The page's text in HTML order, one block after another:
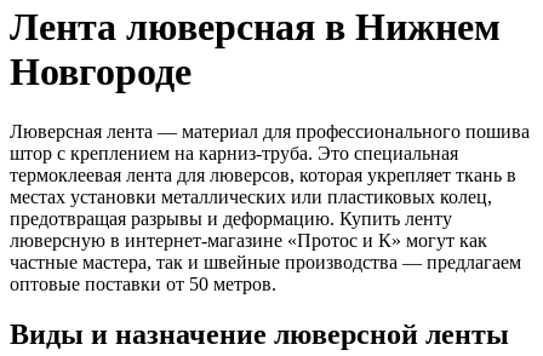
Лента люверсная в Нижнем
Новгороде
Люверсная лента — материал для профессионального пошива
штор с креплением на карниз-труба. Это специальная
термоклеевая лента для люверсов, которая укрепляет ткань в
местах установки металлических или пластиковых колец,
предотвращая разрывы и деформацию. Купить ленту
люверсную в интернет-магазине «Протос и К» могут как
частные мастера, так и швейные производства — предлагаем
оптовые поставки от 50 метров.
Виды и назначение люверсной ленты